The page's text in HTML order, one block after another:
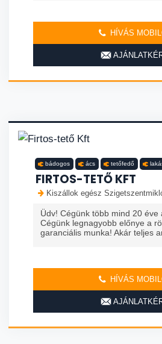
HÍVÁS
bádogos ács tetőfedő
FIRTOS-TETŐ KFT
Kiszállok egész
Üdv! Cégünk több mind 20 éve
Cégünk legnagyobb előnye a
garanciális munka! Akár teljes
HÍVÁS